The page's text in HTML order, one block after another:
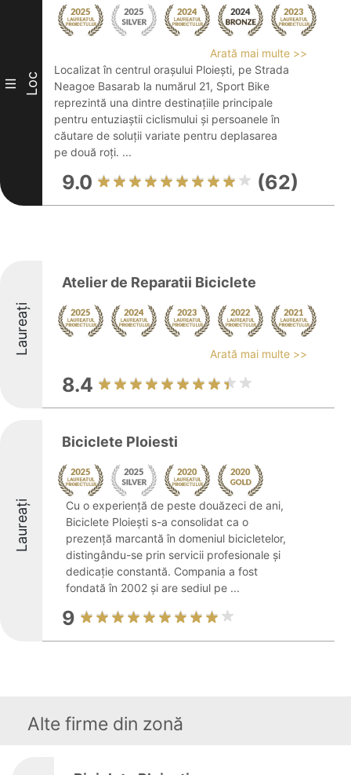
III Loc
Arată mai multe >>
Localizat în centrul orașului Ploiești, pe Strada
Neagoe Basarab la numărul 21, Sport Bike
reprezintă una dintre destinațiile principale
pentru entuziaștii ciclismului și persoanele în
căutare de soluții variate pentru deplasarea
pe două roți. ...
9.0 (62)
Laureați
Atelier de Reparatii Biciclete
Arată mai multe >>
8.4
Laureați
Biciclete Ploiesti
Cu o experiență de peste douăzeci de ani,
Biciclete Ploiești s-a consolidat ca o
prezență marcantă în domeniul bicicletelor,
distingându-se prin servicii profesionale și
dedicație constantă. Compania a fost
fondată în 2002 și are sediul pe ...
9
Alte firme din zonă